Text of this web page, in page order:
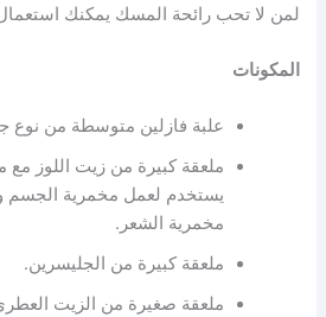
لمن لا تحب رائحة المسك يمكنك
المكونات
علبة فازلين متوسطة من نوع
ملعقة كبيرة من زيت اللوز مع
يستخدم لعمل مخمرية الجسم
مخمرية الشعر.
ملعقة كبيرة من الجليسرين.
ملعقة صغيرة من الزيت